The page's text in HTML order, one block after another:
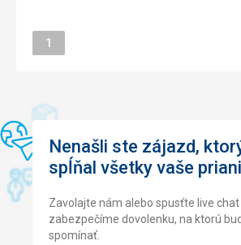
Pláž
Pláž je blízko a s hrubším pískem. Moře
za teplým mořem.
Celkem spokojenost, nabídka byla
doplňováno
Hotel má lepší léta za sebou... Na celý
jsou jen 4 malé výtahy a z toho jeden
nefungoval, bydleli jsme v pátém patře,
Stránka
1
Nenašli ste zájazd,
spĺňal všetky vaše
Zavolajte nám alebo spusťte live
zabezpečíme dovolenku, na ktorú
spomínať.